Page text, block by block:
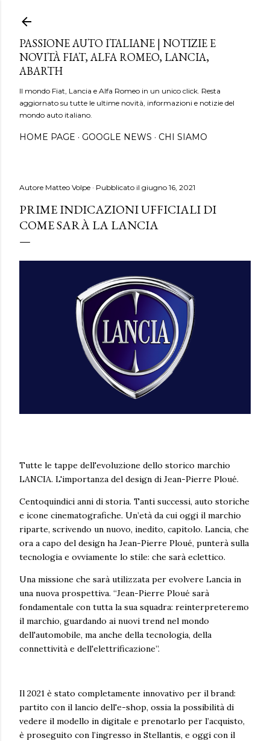
PASSIONE AUTO ITALIANE | NOTIZIE E
NOVITÀ FIAT, ALFA ROMEO, LANCIA,
ABARTH
Il mondo Fiat, Lancia e Alfa Romeo in un unico click. Resta
aggiornato su tutte le ultime novità, informazioni e notizie del
mondo auto italiano.
HOME PAGE GOOGLE NEWS CHI SIAMO
Autore Matteo Volpe Pubblicato il giugno 16, 2021
PRIME INDICAZIONI UFFICIALI DI
COME SARÀ LA LANCIA
Tutte le tappe dell'evoluzione dello storico marchio
LANCIA. L'importanza del design di Jean-Pierre Ploué.
Centoquindici anni di storia. Tanti successi, auto storiche
e icone cinematografiche. Un’età da cui oggi il marchio
riparte, scrivendo un nuovo, inedito, capitolo. Lancia, che
ora a capo del design ha Jean-Pierre Ploué, punterà sulla
tecnologia e ovviamente lo stile: che sarà eclettico.
Una missione che sarà utilizzata per evolvere Lancia in
una nuova prospettiva. “Jean-Pierre Ploué sarà
fondamentale con tutta la sua squadra: reinterpreteremo
il marchio, guardando ai nuovi trend nel mondo
dell'automobile, ma anche della tecnologia, della
connettività e dell'elettrificazione”.
Il 2021 è stato completamente innovativo per il brand:
partito con il lancio dell'e-shop, ossia la possibilità di
vedere il modello in digitale e prenotarlo per l’acquisto,
è proseguito con l’ingresso in Stellantis, e oggi con il